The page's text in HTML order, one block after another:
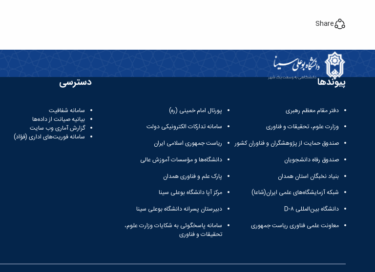
Share
پیوندها
دفتر مقام معظم رهبری
وزارت علوم، تحقیقات و فناوری
صندوق حمایت از پژوهشگران و فناوران کشور
صندوق رفاه دانشجویان
بنیاد نخبگان استان همدان
شبکه آزمایشگاه‌های علمی ایران(شاعا)
دانشگاه بین‌المللی D-۸
معاونت علمی فناوری ریاست جمهوری
پورتال امام خمینی (ره)
سامانه تدارکات الکترونیکی دولت
ریاست جمهوری اسلامی ایران
دانشگاه‌ها و مؤسسات آموزش عالی
پارک علم و فناوری همدان
مرکز آپا دانشگاه بوعلی سینا
دبیرستان پسرانه دانشگاه بوعلی سینا
سامانه پاسخگوئی به شکایات وزارت علوم،
تحقیقات و فناوری
دسترسی
سامانه شفافیت
بیانیه صیانت از داده‌ها
گزارش آماری وب‌ سایت
سامانه فوریت‌های اداری (فؤاد)